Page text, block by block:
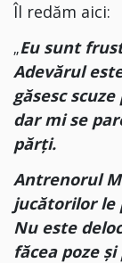
Îl redăm aici:
„Eu sunt
Adevărul
găsesc
dar mi se
părți.
Antrenorul
jucătorilor le
Nu este
făcea poze